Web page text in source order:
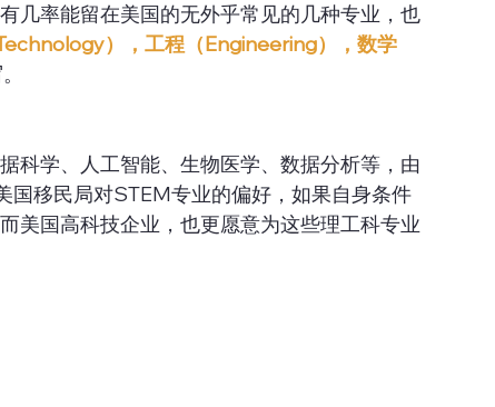
几率能留在美国的无外乎常见的几种专业，也
），工程（Engineering），数学
科学、人工智能、生物医学、数据分析等，由
国移民局对STEM专业的偏好，如果自身条件
美国高科技企业，也更愿意为这些理工科专业